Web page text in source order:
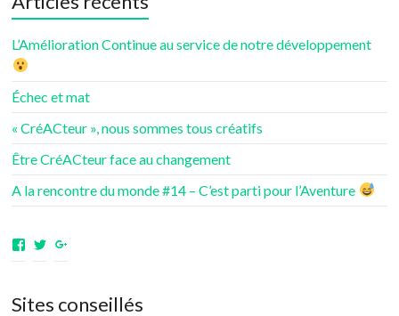
L’Amélioration Continue au service de notre développement
Échec et mat
« CréACteur », nous sommes tous créatifs
Être CréACteur face au changement
A la rencontre du monde #14 – C’est parti pour l’Aventure
Voir
aventuresdenotrevie
Voir
Samsenie
samsenie
Sites conseillés